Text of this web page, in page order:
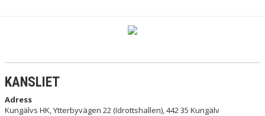
MATCHER
KANSLIET
Adress
Kungälvs HK, Ytterbyvägen 22 (Idrottshallen), 442 35 Kungälv